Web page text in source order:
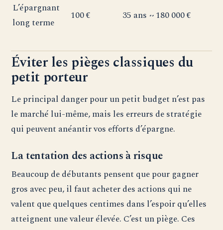
L’épargnant
long terme
100 € 35 ans ~ 180 000 €
Éviter les pièges classiques du
petit porteur
Le principal danger pour un petit budget n’est pas
le marché lui-même, mais les erreurs de stratégie
qui peuvent anéantir vos efforts d’épargne.
La tentation des actions à risque
Beaucoup de débutants pensent que pour gagner
gros avec peu, il faut acheter des actions qui ne
valent que quelques centimes dans l’espoir qu’elles
atteignent une valeur élevée. C’est un piège. Ces